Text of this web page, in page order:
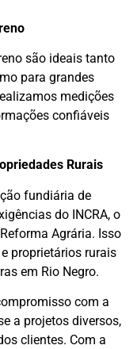
são ideais tanto
para grandes
medições
confiáveis
Rurais
fundiária de
do INCRA, o
Agrária. Isso
proprietários rurais
em Rio Negro.
com a
a projetos diversos,
clientes. Com a